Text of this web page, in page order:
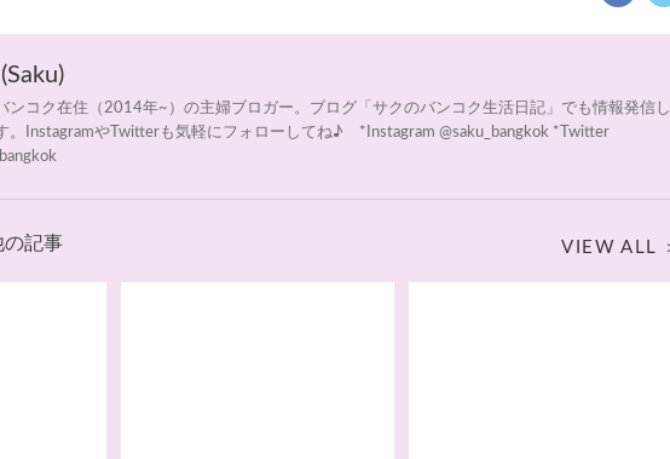
ンコク在住（2014年~）の主婦ブロガー。ブログ「サクのバンコク生活日記」でも情報発信し
。InstagramやTwitterも気軽にフォローしてね♪ *Instagram @saku_bangkok *Twitter
の記事 VIEW ALL